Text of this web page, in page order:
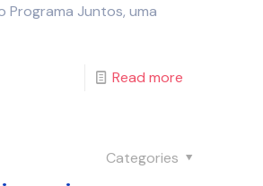
Programa Juntos, uma
Read more
Categories